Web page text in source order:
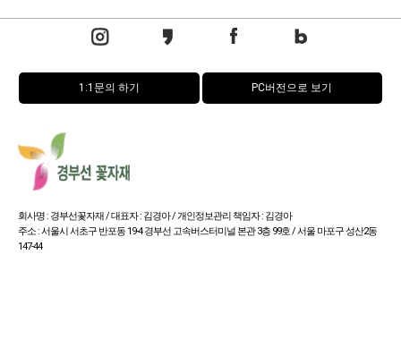
1:1문의 하기 PC버전으로 보기
회사명 : 경부선꽃자재 / 대표자 : 김경아 / 개인정보관리 책임자 : 김경아
주소 : 서울시 서초구 반포동 19-4 경부선 고속버스터미널 본관 3층 99호 / 서울 마포구 성산2동
147-44